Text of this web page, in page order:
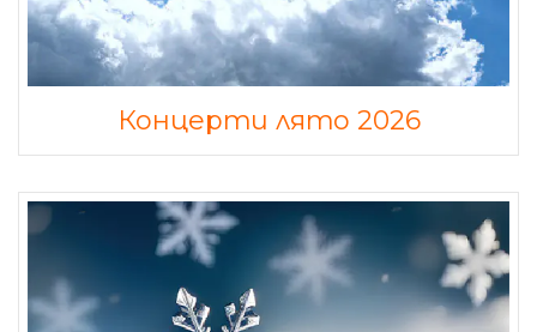
Концерти лято 2026